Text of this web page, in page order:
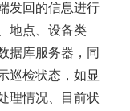
回的信息进行
地点、设备类
据库服务器，同
巡检状态，如显
理情况、目前状